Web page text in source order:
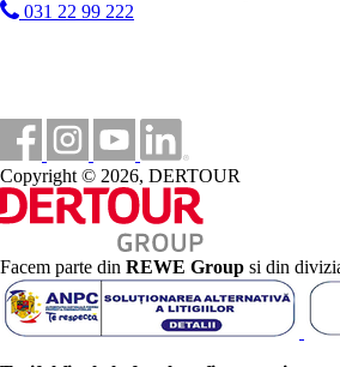
2 km
45 km
Distanta de cel mai apropiat aeroport
600 m
teren de golf
Plaja
Sezlonguri pe plaja contra cost
031 22 99 222
Copyright © 2026, DERTOUR
Facem parte din REWE Group si din